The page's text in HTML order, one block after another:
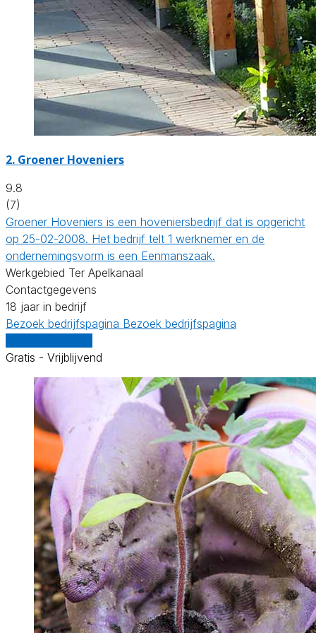
2. Groener Hoveniers
9.8
(7)
Groener Hoveniers is een hoveniersbedrijf dat is opgericht
op 25-02-2008. Het bedrijf telt 1 werknemer en de
ondernemingsvorm is een Eenmanszaak.
Werkgebied Ter Apelkanaal
Contactgegevens
18 jaar in bedrijf
Bezoek bedrijfspagina Bezoek bedrijfspagina
Gratis - Vrijblijvend